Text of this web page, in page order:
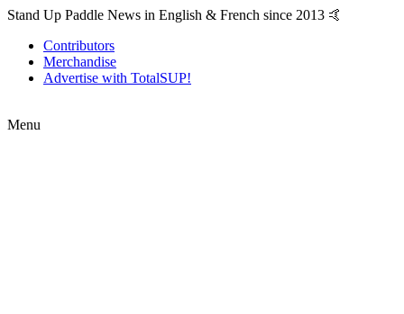
Stand Up Paddle News in English & French since 2013 🤙
Contributors
Merchandise
Advertise with TotalSUP!
Menu